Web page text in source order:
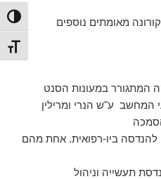
מתג
מאומתים נוספים
המחשב ע"ש הנרי ומרילין
להנדסה ביו-רפואית. אחת מהם